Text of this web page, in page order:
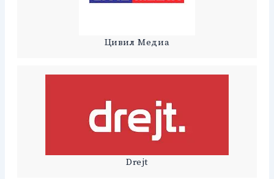
Цивил Медиа
Drejt